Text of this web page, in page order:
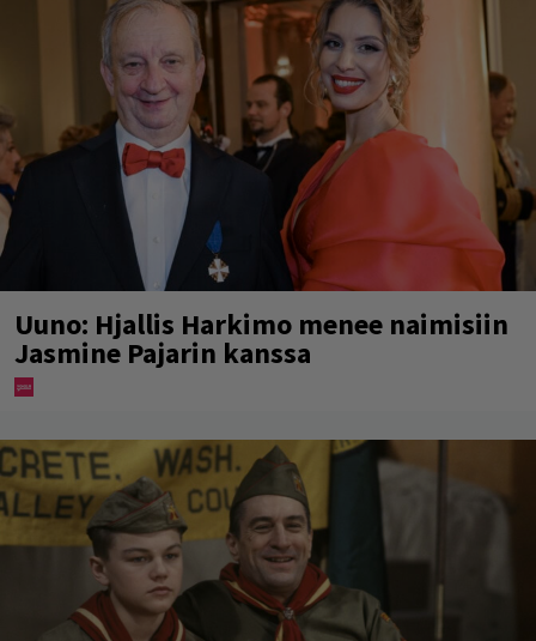
Uuno: Hjallis Harkimo menee naimisiin
Jasmine Pajarin kanssa